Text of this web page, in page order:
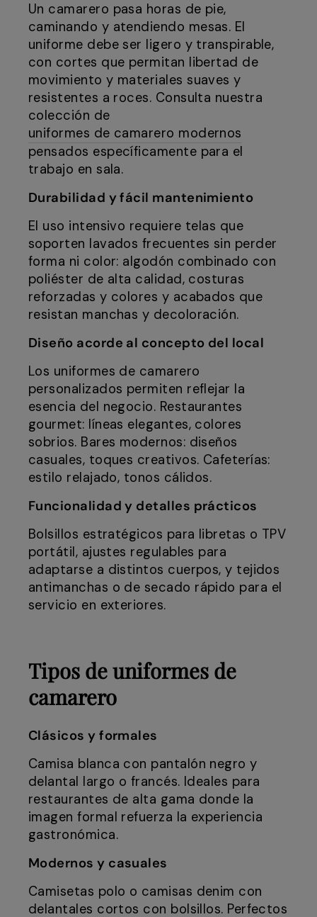
Un camarero pasa horas de pie,
caminando y atendiendo mesas. El
uniforme debe ser ligero y transpirable,
con cortes que permitan libertad de
movimiento y materiales suaves y
resistentes a roces. Consulta nuestra
colección de
uniformes de camarero modernos
pensados específicamente para el
trabajo en sala.
Durabilidad y fácil mantenimiento
El uso intensivo requiere telas que
soporten lavados frecuentes sin perder
forma ni color: algodón combinado con
poliéster de alta calidad, costuras
reforzadas y colores y acabados que
resistan manchas y decoloración.
Diseño acorde al concepto del local
Los uniformes de camarero
personalizados permiten reflejar la
esencia del negocio. Restaurantes
gourmet: líneas elegantes, colores
sobrios. Bares modernos: diseños
casuales, toques creativos. Cafeterías:
estilo relajado, tonos cálidos.
Funcionalidad y detalles prácticos
Bolsillos estratégicos para libretas o TPV
portátil, ajustes regulables para
adaptarse a distintos cuerpos, y tejidos
antimanchas o de secado rápido para el
servicio en exteriores.
Tipos de uniformes de
camarero
Clásicos y formales
Camisa blanca con pantalón negro y
delantal largo o francés. Ideales para
restaurantes de alta gama donde la
imagen formal refuerza la experiencia
gastronómica.
Modernos y casuales
Camisetas polo o camisas denim con
delantales cortos con bolsillos. Perfectos